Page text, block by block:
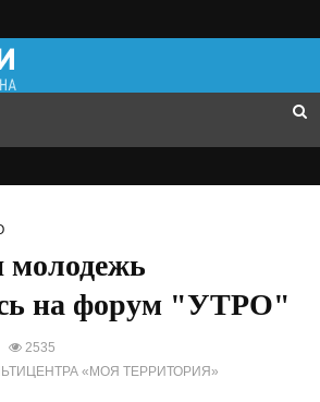
молодежь
на форум "УТРО"
2535
«МОЯ ТЕРРИТОРИЯ»